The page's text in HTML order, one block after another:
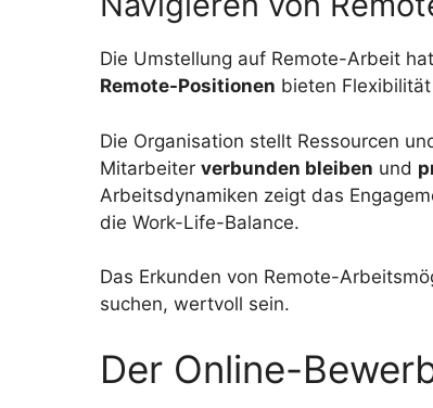
Die Umstellung auf Remote-Arbeit
Remote-Positionen bieten
Die Organisation stellt Ressourcen
Mitarbeiter verbunden bleiben und
Arbeitsdynamiken zeigt das
die Work-Life-Balance.
Das Erkunden von Remote-
suchen, wertvoll sein.
Der Online-